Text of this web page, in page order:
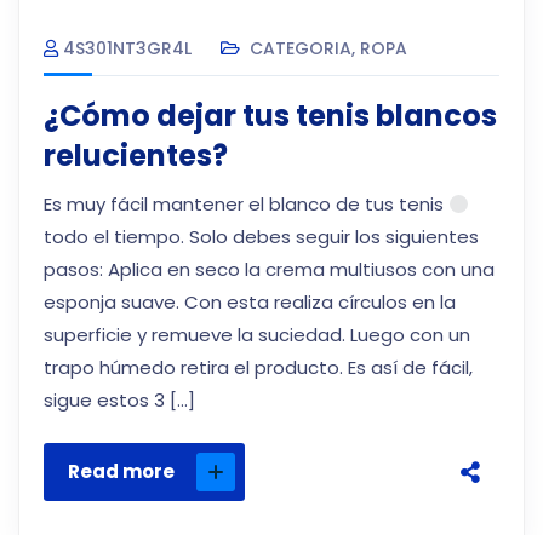
4S301NT3GR4L CATEGORIA, ROPA
¿Cómo dejar tus tenis blancos
relucientes?
Es muy fácil mantener el blanco de tus tenis
todo el tiempo. Solo debes seguir los siguientes
pasos: Aplica en seco la crema multiusos con una
esponja suave. Con esta realiza círculos en la
superficie y remueve la suciedad. Luego con un
trapo húmedo retira el producto. Es así de fácil,
sigue estos 3 […]
Read more